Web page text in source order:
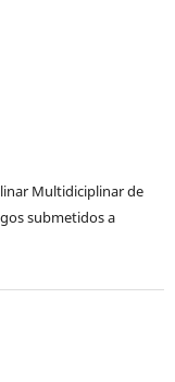
Multidiciplinar de
submetidos a